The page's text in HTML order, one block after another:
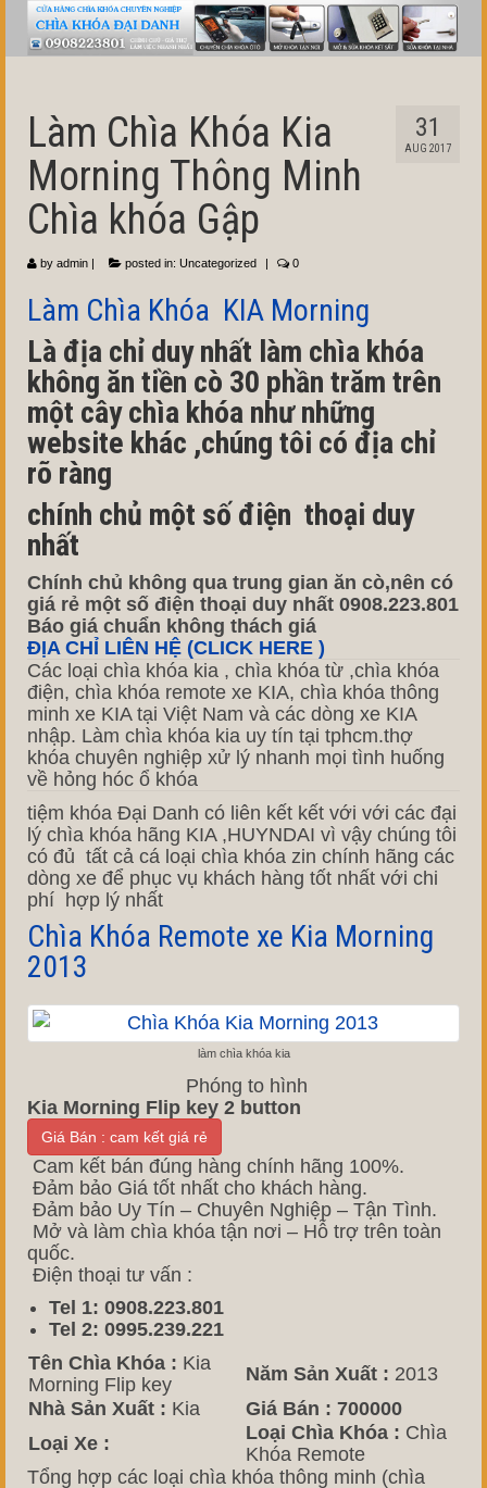
31
AUG 2017
Làm Chìa Khóa Kia
Morning Thông Minh
Chìa khóa Gập
by admin | posted in: Uncategorized | 0
Làm Chìa Khóa KIA Morning
Là địa chỉ duy nhất làm chìa khóa
không ăn tiền cò 30 phần trăm trên
một cây chìa khóa như những
website khác ,chúng tôi có địa chỉ
rõ ràng
chính chủ một số điện thoại duy
nhất
Chính chủ không qua trung gian ăn cò,nên có
giá rẻ một số điện thoại duy nhất 0908.223.801
Báo giá chuẩn không thách giá
ĐỊA CHỈ LIÊN HỆ (CLICK HERE )
Các loại chìa khóa kia , chìa khóa từ ,chìa khóa
điện, chìa khóa remote xe KIA, chìa khóa thông
minh xe KIA tại Việt Nam và các dòng xe KIA
nhập. Làm chìa khóa kia uy tín tại tphcm.thợ
khóa chuyên nghiệp xử lý nhanh mọi tình huống
về hỏng hóc ổ khóa
tiệm khóa Đại Danh có liên kết kết với với các đại
lý chìa khóa hãng KIA ,HUYNDAI vì vậy chúng tôi
có đủ tất cả cá loại chìa khóa zin chính hãng các
dòng xe để phục vụ khách hàng tốt nhất với chi
phí hợp lý nhất
Chìa Khóa Remote xe Kia Morning
2013
làm chìa khóa kia
Phóng to hình
Kia Morning Flip key 2 button
Giá Bán : cam kết giá rẻ
Cam kết bán đúng hàng chính hãng 100%.
Đảm bảo Giá tốt nhất cho khách hàng.
Đảm bảo Uy Tín – Chuyên Nghiệp – Tận Tình.
Mở và làm chìa khóa tận nơi – Hỗ trợ trên toàn
quốc.
Điện thoại tư vấn :
Tel 1: 0908.223.801
Tel 2: 0995.239.221
Tên Chìa Khóa : Kia
Morning Flip key
Năm Sản Xuất : 2013
Nhà Sản Xuất : Kia Giá Bán : 700000
Loại Xe :
Loại Chìa Khóa : Chìa
Khóa Remote
Tổng hợp các loại chìa khóa thông minh (chìa